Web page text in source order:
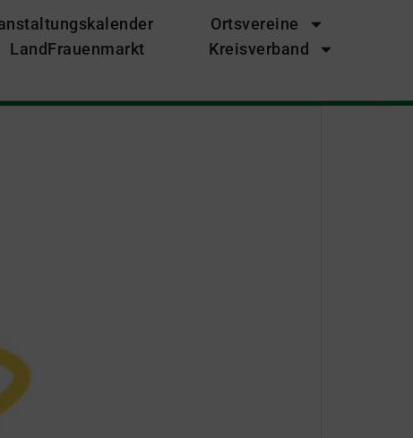
Ortsvereine
LandFrauenmarkt Kreisverband